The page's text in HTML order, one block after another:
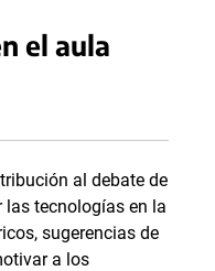
el aula
al debate de
las tecnologías en la
sugerencias de
a los